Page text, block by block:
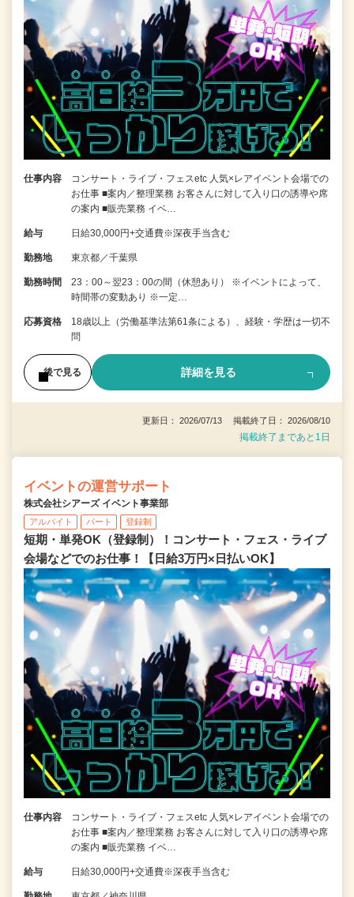
仕事内容
コンサート・ライブ・フェスetc 人気×レアイベント会場での
お仕事 ■案内／整理業務 お客さんに対して入り口の誘導や席
の案内 ■販売業務 イベ…
給与 日給30,000円+交通費※深夜手当含む
勤務地 東京都／千葉県
勤務時間
23：00～翌23：00の間（休憩あり） ※イベントによって、
時間帯の変動あり ※一定…
応募資格
18歳以上（労働基準法第61条による）、経験・学歴は一切不
問
後で見る 詳細を見る
更新日： 2026/07/13 掲載終了日： 2026/08/10
掲載終了まであと1日
イベントの運営サポート
株式会社シアーズ イベント事業部
アルバイト パート 登録制
短期・単発OK（登録制）！コンサート・フェス・ライブ
会場などでのお仕事！【日給3万円×日払いOK】
仕事内容
コンサート・ライブ・フェスetc 人気×レアイベント会場での
お仕事 ■案内／整理業務 お客さんに対して入り口の誘導や席
の案内 ■販売業務 イベ…
給与 日給30,000円+交通費※深夜手当含む